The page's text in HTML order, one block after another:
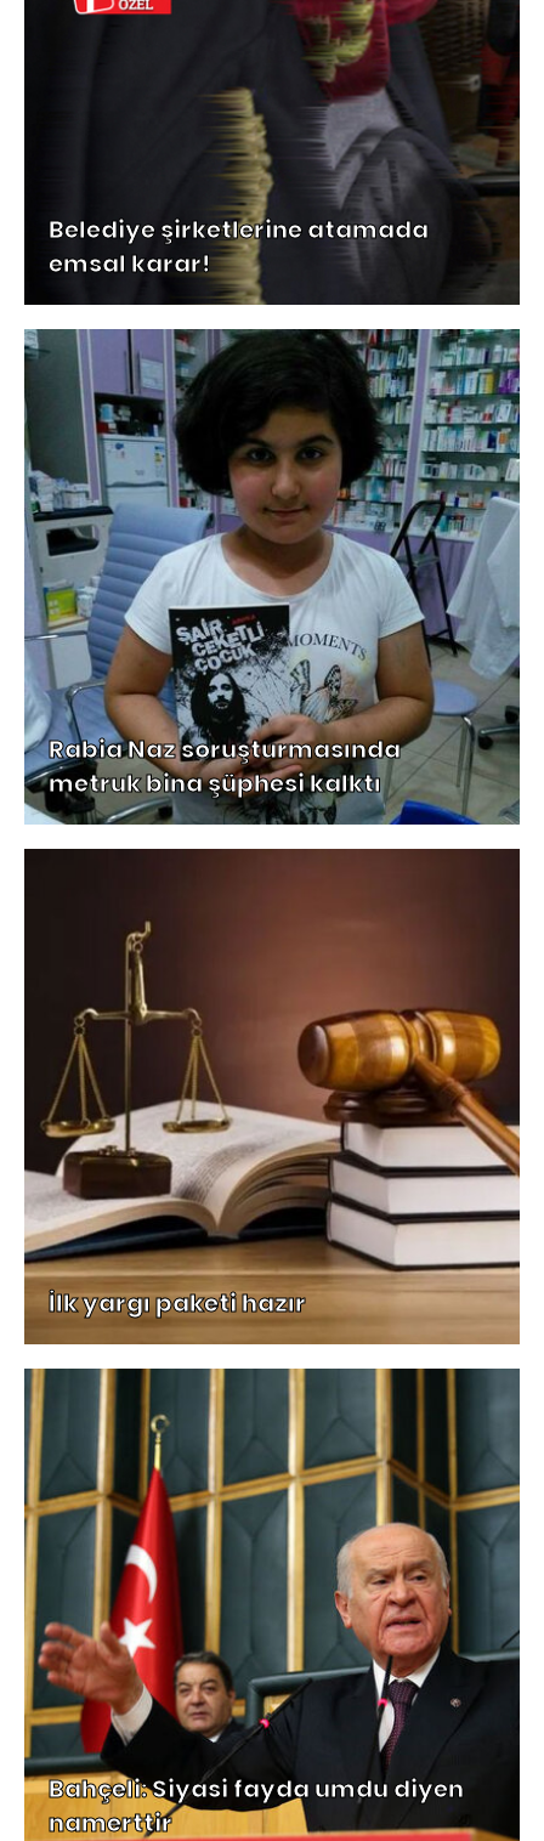
Belediye şirketlerine atamada
emsal karar!
Rabia Naz soruşturmasında
metruk bina şüphesi kalktı
İlk yargı paketi hazır
Bahçeli: Siyasi fayda umdu diyen
namerttir